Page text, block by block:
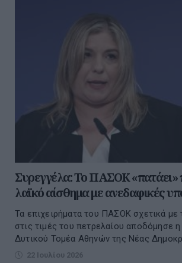
Συρεγγέλα: Το ΠΑΣΟΚ
λαϊκό αίσθημα με ανεδαφικές
Τα επιχειρήματα του ΠΑΣΟΚ σχετικά με
στις τιμές του πετρελαίου αποδόμησε
Δυτικού Τομέα Αθηνών της Νέας
22 Ιουλίου 2026